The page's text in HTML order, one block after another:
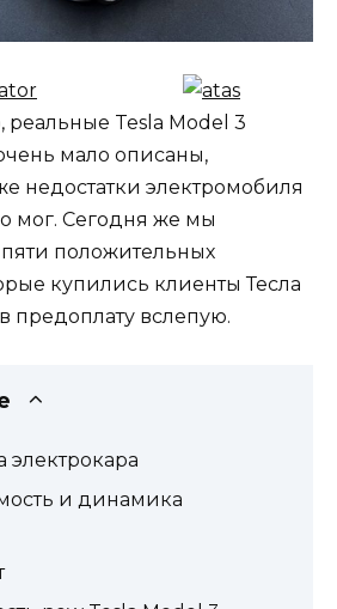
реальные Tesla Model 3
мало описаны,
недостатки электромобиля
мог. Сегодня же мы
положительных
купились клиенты Тесла
предоплату вслепую.
электрокара
и динамика